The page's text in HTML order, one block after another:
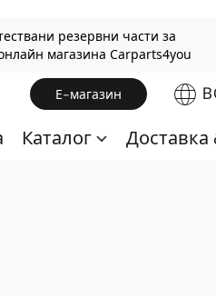
резервни части за
магазина Carparts4you
Е-магазин
Каталог Доставка